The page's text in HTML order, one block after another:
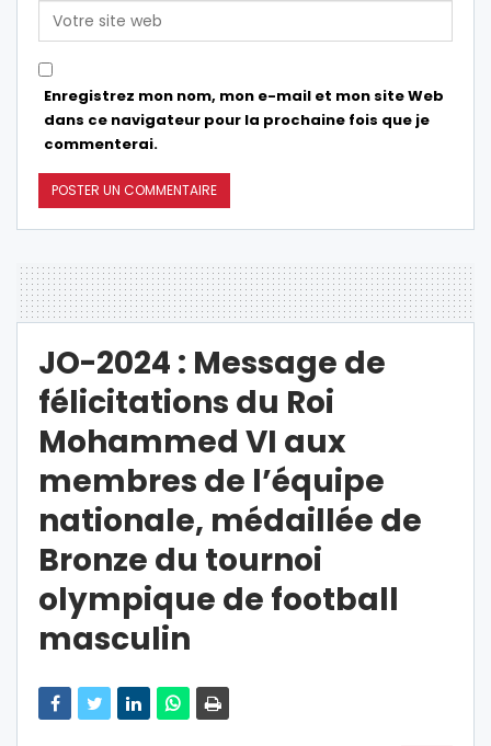
Enregistrez mon nom, mon e-mail et mon site Web
dans ce navigateur pour la prochaine fois que je
commenterai.
JO-2024 : Message de
félicitations du Roi
Mohammed VI aux
membres de l’équipe
nationale, médaillée de
Bronze du tournoi
olympique de football
masculin